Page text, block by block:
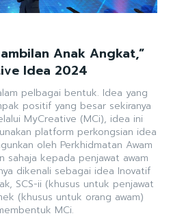
Anak Angkat,”
Idea 2024
positif yang besar sekiranya
MyCreative (MCi), idea ini
idea
oleh Perkhidmatan Awam
sahaja kepada penjawat awam
dikenali sebagai idea Inovatif
SCS-ii (khusus untuk penjawat
(khusus untuk orang awam)
MCi.